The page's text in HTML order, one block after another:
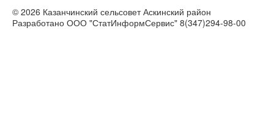
© 2026 Казанчинский сельсовет Аскинский район
Разработано ООО "СтатИнформСервис" 8(347)294-98-00